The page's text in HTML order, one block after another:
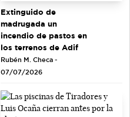
Extinguido de
madrugada un
incendio de pastos en
los terrenos de Adif
Rubén M. Checa -
07/07/2026